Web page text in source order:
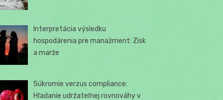
Interpretácia výsledku
hospodárenia pre manažment: Zisk
a marže
Súkromie verzus compliance:
Hľadanie udržateľnej rovnováhy v